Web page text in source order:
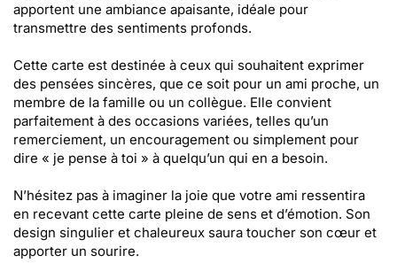
apportent une ambiance apaisante, idéale pour
transmettre des sentiments profonds.
Cette carte est destinée à ceux qui souhaitent exprimer
des pensées sincères, que ce soit pour un ami proche, un
membre de la famille ou un collègue. Elle convient
parfaitement à des occasions variées, telles qu’un
remerciement, un encouragement ou simplement pour
dire « je pense à toi » à quelqu’un qui en a besoin.
N’hésitez pas à imaginer la joie que votre ami ressentira
en recevant cette carte pleine de sens et d’émotion. Son
design singulier et chaleureux saura toucher son cœur et
apporter un sourire.